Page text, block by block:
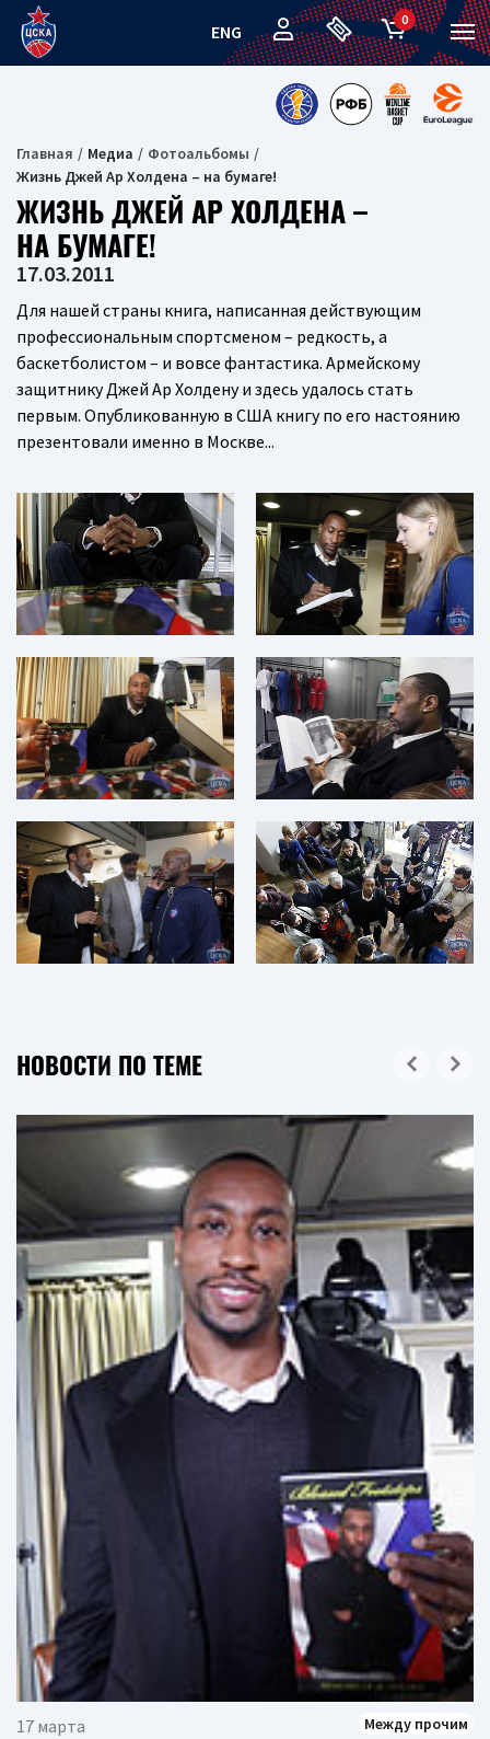
ENG
0
Главная Медиа
Фотоальбомы
Жизнь Джей Ар Холдена – на бумаге!
ЖИЗНЬ ДЖЕЙ АР ХОЛДЕНА –
НА БУМАГЕ!
17.03.2011
Для нашей страны книга, написанная действующим
профессиональным спортсменом – редкость, а
баскетболистом – и вовсе фантастика. Армейскому
защитнику Джей Ар Холдену и здесь удалось стать
первым. Опубликованную в США книгу по его настоянию
презентовали именно в Москве...
НОВОСТИ ПО ТЕМЕ
17 марта Между прочим